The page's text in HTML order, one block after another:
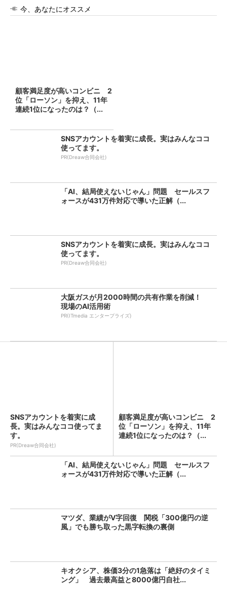
今、あなたにオススメ
顧客満足度が高いコンビニ 2
位「ローソン」を抑え、11年
連続1位になったのは？（...
SNSアカウントを着実に成長。実はみんなココ
使ってます。
PR(Dreaw合同会社)
「AI、結局使えないじゃん」問題 セールスフ
ォースが431万件対応で導いた正解（...
SNSアカウントを着実に成長。実はみんなココ
使ってます。
PR(Dreaw合同会社)
大阪ガスが月2000時間の共有作業を削減！
現場のAI活用術
PR(ITmedia エンタープライズ)
SNSアカウントを着実に成
長。実はみんなココ使ってま
す。
PR(Dreaw合同会社)
顧客満足度が高いコンビニ 2
位「ローソン」を抑え、11年
連続1位になったのは？（...
「AI、結局使えないじゃん」問題 セールスフ
ォースが431万件対応で導いた正解（...
マツダ、業績がV字回復 関税「300億円の逆
風」でも勝ち取った黒字転換の裏側
キオクシア、株価3分の1急落は「絶好のタイミ
ング」 過去最高益と8000億円自社...